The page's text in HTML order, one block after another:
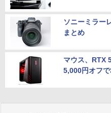
ソニーミラー
まとめ
マウス、RTX
5,000円オフで